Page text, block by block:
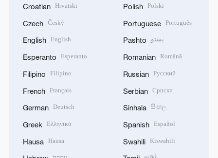
Croatian Hrvatski
Czech Český
English English
Esperanto Esperanto
Filipino Filipino
French Français
German Deutsch
Greek Ελληνικά
Hausa Hausa
Polish Polski
Portuguese Português
Pashto پښتو
Romanian Română
Russian Русский
Serbian Српски
Sinhala සිංහල
Spanish Español
Swahili Kiswahili